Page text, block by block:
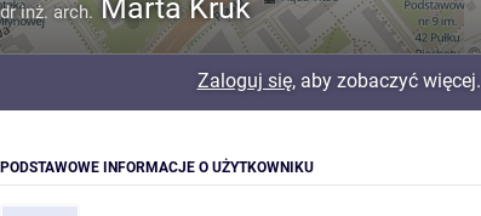
dr inż. arch. Marta Kruk
Zaloguj się, aby zobaczyć więcej.
PODSTAWOWE INFORMACJE O UŻYTKOWNIKU